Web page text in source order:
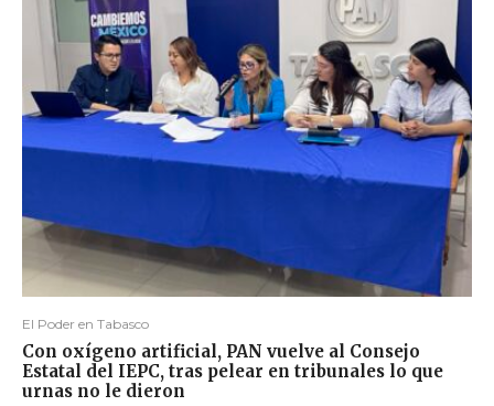
El Poder en Tabasco
Con oxígeno artificial, PAN vuelve al Consejo
Estatal del IEPC, tras pelear en tribunales lo que
urnas no le dieron